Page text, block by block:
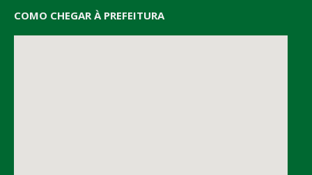
COMO CHEGAR À PREFEITURA